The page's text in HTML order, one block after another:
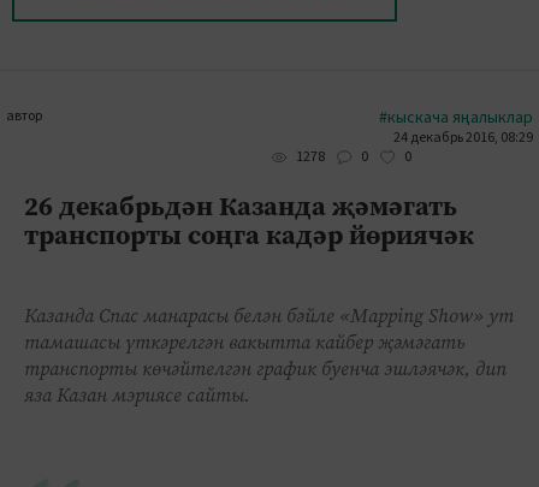
автор #кыскача яңалыклар
24 декабрь 2016, 08:29
1278
0 0
26 декабрьдән Казанда җәмәгать
транспорты соңга кадәр йөриячәк
Казанда Спас манарасы белән бәйле «Mapping Show» ут
тамашасы үткәрелгән вакытта кайбер җәмәгать
транспорты көчәйтелгән график буенча эшләячәк, дип
яза Казан мэриясе сайты.